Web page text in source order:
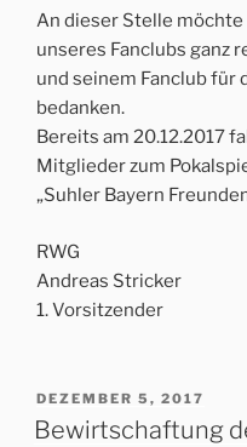
An dieser Stelle möchte
unseres Fanclubs ganz
und seinem Fanclub
bedanken.
Bereits am 20.12.2017
Mitglieder zum
„Suhler Bayern
RWG
Andreas Stricker
1. Vorsitzender
VERÖFFENTLICHT
AM
DEZEMBER 5, 2017
Bewirtschaftung